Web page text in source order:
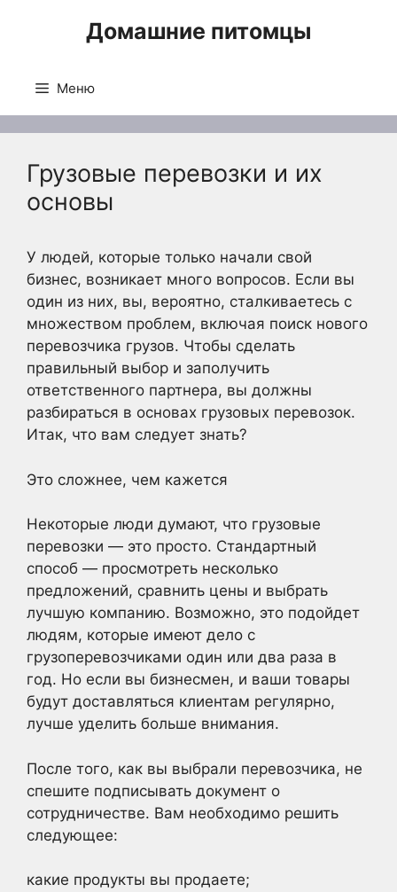
Домашние питомцы
Меню
Грузовые перевозки и их
основы
У людей, которые только начали свой
бизнес, возникает много вопросов. Если вы
один из них, вы, вероятно, сталкиваетесь с
множеством проблем, включая поиск нового
перевозчика грузов. Чтобы сделать
правильный выбор и заполучить
ответственного партнера, вы должны
разбираться в основах грузовых перевозок.
Итак, что вам следует знать?
Это сложнее, чем кажется
Некоторые люди думают, что грузовые
перевозки — это просто. Стандартный
способ — просмотреть несколько
предложений, сравнить цены и выбрать
лучшую компанию. Возможно, это подойдет
людям, которые имеют дело с
грузоперевозчиками один или два раза в
год. Но если вы бизнесмен, и ваши товары
будут доставляться клиентам регулярно,
лучше уделить больше внимания.
После того, как вы выбрали перевозчика, не
спешите подписывать документ о
сотрудничестве. Вам необходимо решить
следующее:
какие продукты вы продаете;